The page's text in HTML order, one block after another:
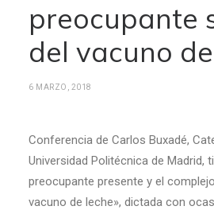
preocupante
del vacuno
6 MARZO, 2018
Conferencia de Carlos Buxadé,
Universidad Politécnica de Madrid,
preocupante presente y el
vacuno de leche», dictada con